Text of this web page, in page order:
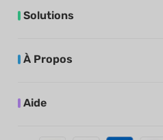
Solutions
À Propos
Aide